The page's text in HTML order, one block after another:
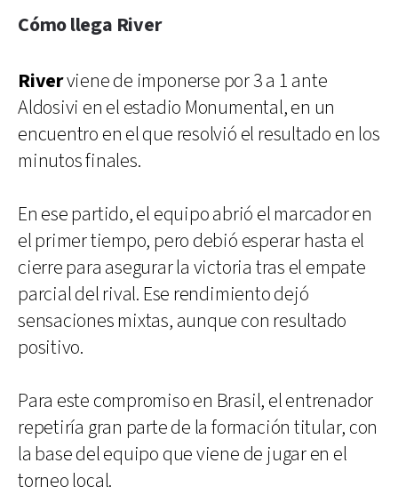
Cómo llega River
Riverviene de imponerse por 3 a 1 ante
Aldosivi en el estadio Monumental, en un
encuentro en el que resolvió el resultado en los
minutos finales.
En ese partido, el equipo abrió el marcador en
el primer tiempo, pero debió esperar hasta el
cierre para asegurar la victoria tras el empate
parcial del rival. Ese rendimiento dejó
sensaciones mixtas, aunque con resultado
positivo.
Para este compromiso en Brasil, el entrenador
repetiría gran parte de la formación titular, con
la base del equipo que viene de jugar en el
torneo local.